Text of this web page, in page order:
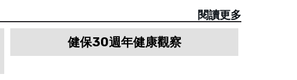
閱讀更多
健保30週年健康觀察